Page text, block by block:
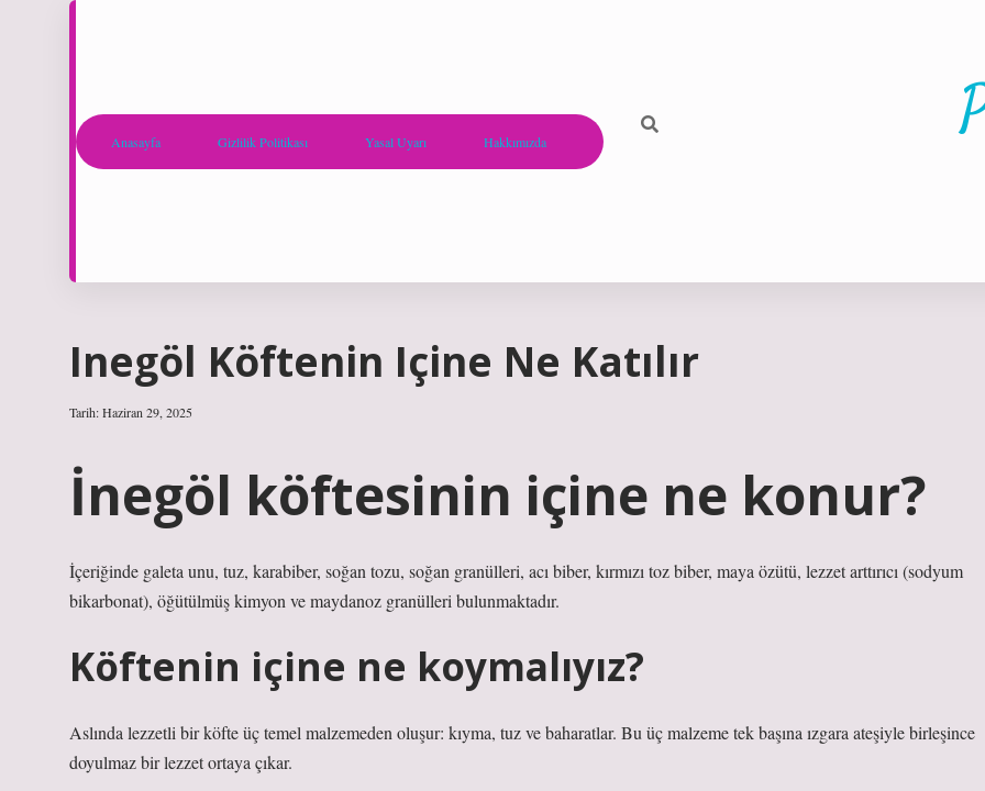
Anasayfa Gizlilik Politikası Yasal Uyarı Hakkımızda
Inegöl Köftenin Içine Ne Katılır
Tarih: Haziran 29, 2025
İnegöl köftesinin içine ne konur?
İçeriğinde galeta unu, tuz, karabiber, soğan tozu, soğan granülleri, acı biber, kırmızı toz biber, maya özütü, lezzet arttırıcı (sodyum
bikarbonat), öğütülmüş kimyon ve maydanoz granülleri bulunmaktadır.
Köftenin içine ne koymalıyız?
Aslında lezzetli bir köfte üç temel malzemeden oluşur: kıyma, tuz ve baharatlar. Bu üç malzeme tek başına ızgara ateşiyle birleşince
doyulmaz bir lezzet ortaya çıkar.